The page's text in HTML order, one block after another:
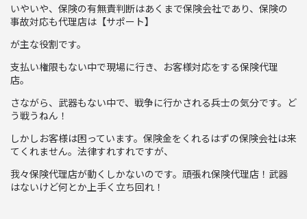
いやいや、保険の有無責判断はあくまで保険会社であり、保険の
事故対応も代理店は【サポート】
が主な役割です。
支払い権限もない中で現場に行き、お客様対応をする保険代理
店。
さながら、武器もない中で、戦争に行かされる兵士の気分です。ど
う戦うねん！
しかしお客様は困っています。保険金をくれるはずの保険会社は来
てくれません。法律すれすれですが、
我々保険代理店が動くしかないのです。頑張れ保険代理店！武器
はないけど何とか上手く立ち回れ！